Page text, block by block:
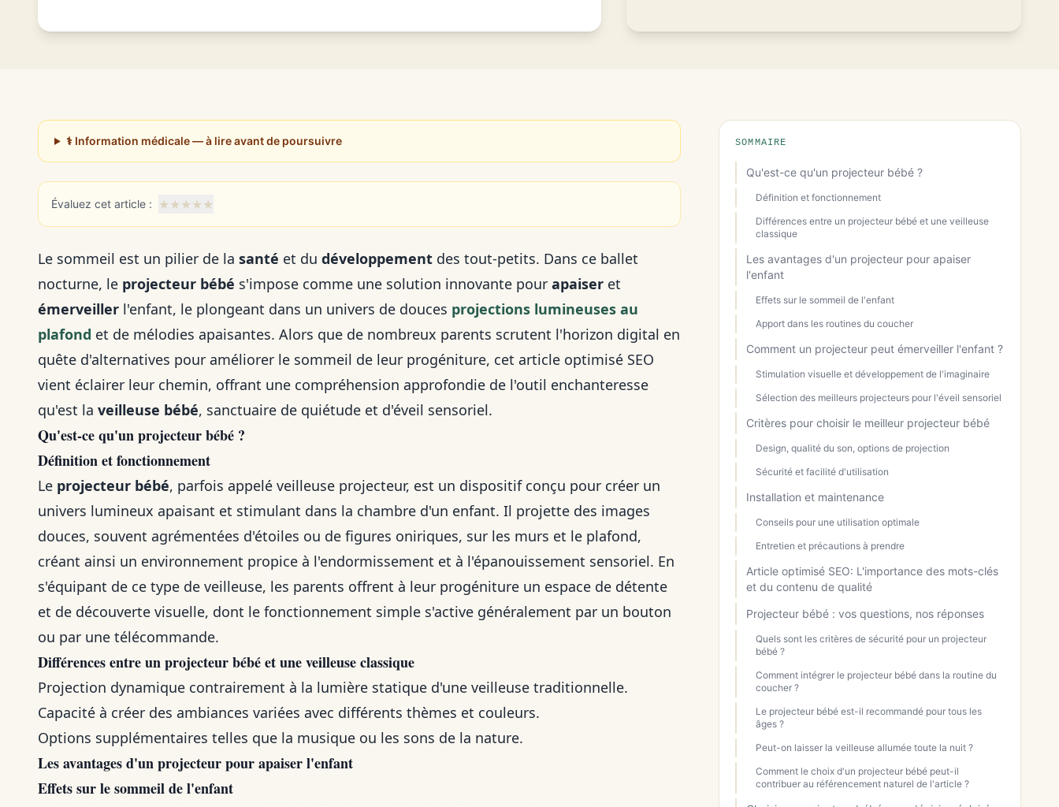
⚕️ Information médicale — à lire avant de poursuivre
Évaluez cet article : ★★★★★
Le sommeil est un pilier de la santé et du développement des tout-petits. Dans ce ballet
nocturne, le projecteur bébé s'impose comme une solution innovante pour apaiser et
émerveiller l'enfant, le plongeant dans un univers de douces projections lumineuses au
plafond et de mélodies apaisantes. Alors que de nombreux parents scrutent l'horizon digital en
quête d'alternatives pour améliorer le sommeil de leur progéniture, cet article optimisé SEO
vient éclairer leur chemin, offrant une compréhension approfondie de l'outil enchanteresse
qu'est la veilleuse bébé, sanctuaire de quiétude et d'éveil sensoriel.
Qu'est-ce qu'unprojecteur bébé ?
Définition et fonctionnement
Le projecteur bébé, parfois appelé veilleuse projecteur, est un dispositif conçu pour créer un
univers lumineux apaisant et stimulant dans la chambre d'un enfant. Il projette des images
douces, souvent agrémentées d'étoiles ou de figures oniriques, sur les murs et le plafond,
créant ainsi un environnement propice à l'endormissement et à l'épanouissement sensoriel. En
s'équipant de ce type de veilleuse, les parents offrent à leur progéniture un espace de détente
et de découverte visuelle, dont le fonctionnement simple s'active généralement par un bouton
ou par une télécommande.
Différences entre un projecteur bébé et une veilleuse classique
Projection dynamique contrairement à la lumière statique d'une veilleuse traditionnelle.
Capacité à créer des ambiances variées avec différents thèmes et couleurs.
Options supplémentaires telles que la musique ou les sons de la nature.
Les avantages d'unprojecteurpourapaiser l'enfant
Effets sur le sommeil de l'enfant
SOMMAIRE
Qu'est-ce qu'un projecteur bébé ?
Définition et fonctionnement
Différences entre un projecteur bébé et une veilleuse
classique
Les avantages d'un projecteur pour apaiser
l'enfant
Effets sur le sommeil de l'enfant
Apport dans les routines du coucher
Comment un projecteur peut émerveiller l'enfant ?
Stimulation visuelle et développement de l'imaginaire
Sélection des meilleurs projecteurs pour l'éveil sensoriel
Critères pour choisir le meilleur projecteur bébé
Design, qualité du son, options de projection
Sécurité et facilité d'utilisation
Installation et maintenance
Conseils pour une utilisation optimale
Entretien et précautions à prendre
Article optimisé SEO: L'importance des mots-clés
et du contenu de qualité
Projecteur bébé : vos questions, nos réponses
Quels sont les critères de sécurité pour un projecteur
bébé ?
Comment intégrer le projecteur bébé dans la routine du
coucher ?
Le projecteur bébé est-il recommandé pour tous les
âges ?
Peut-on laisser la veilleuse allumée toute la nuit ?
Comment le choix d'un projecteur bébé peut-il
contribuer au référencement naturel de l'article ?